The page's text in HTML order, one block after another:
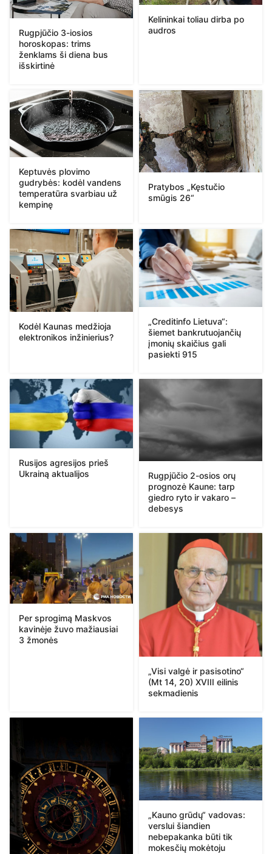
Rugpjūčio 3-iosios
horoskopas: trims
ženklams ši diena bus
išskirtinė
Kelininkai toliau dirba po
audros
Keptuvės plovimo
gudrybės: kodėl vandens
temperatūra svarbiau už
kempinę
Pratybos „Kęstučio
smūgis 26“
Kodėl Kaunas medžioja
elektronikos inžinierius?
„Creditinfo Lietuva“:
šiemet bankrutuojančių
įmonių skaičius gali
pasiekti 915
Rusijos agresijos prieš
Ukrainą aktualijos
Rugpjūčio 2-osios orų
prognozė Kaune: tarp
giedro ryto ir vakaro –
debesys
Per sprogimą Maskvos
kavinėje žuvo mažiausiai
3 žmonės
„Visi valgė ir pasisotino“
(Mt 14, 20) XVIII eilinis
sekmadienis
„Kauno grūdų“ vadovas:
verslui šiandien
nebepakanka būti tik
mokesčių mokėtoju